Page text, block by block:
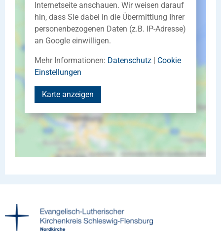
Internetseite anschauen. Wir weisen darauf
hin, dass Sie dabei in die Übermittlung Ihrer
personenbezogenen Daten (z.B. IP-Adresse)
an Google einwilligen.
Mehr Informationen: Datenschutz | Cookie
Einstellungen
Karte anzeigen